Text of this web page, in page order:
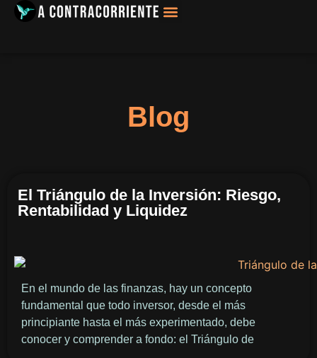
Blog
El Triángulo de la Inversión: Riesgo,
Rentabilidad y Liquidez
En el mundo de las finanzas, hay un concepto
fundamental que todo inversor, desde el más
principiante hasta el más experimentado, debe
conocer y comprender a fondo: el Triángulo de